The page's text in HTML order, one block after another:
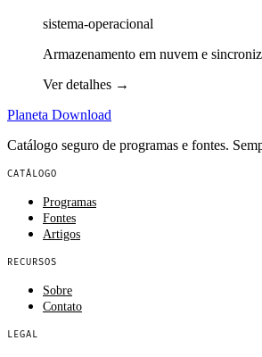
sistema-operacional
Armazenamento em nuvem e
Ver detalhes →
Planeta Download
Catálogo seguro de programas e fontes.
CATÁLOGO
Programas
Fontes
Artigos
RECURSOS
Sobre
Contato
LEGAL